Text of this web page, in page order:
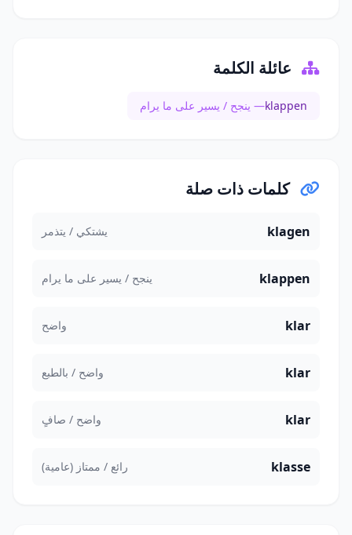
عائلة الكلمة
klappen— ينجح / يسير على ما يرام
كلمات ذات صلة
klagen يشتكي / يتذمر
klappen ينجح / يسير على ما يرام
klar واضح
klar واضح / بالطبع
klar واضح / صافٍ
klasse رائع / ممتاز (عامية)